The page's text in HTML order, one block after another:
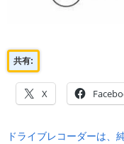
共有:
X
ドライブレコーダーは、